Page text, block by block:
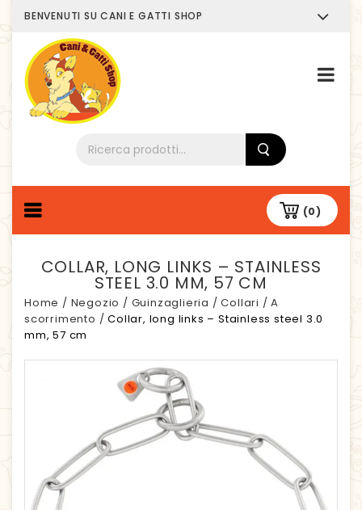
BENVENUTI SU CANI E GATTI SHOP
(0)
COLLAR, LONG LINKS – STAINLESS
STEEL 3.0 MM, 57 CM
Home / Negozio / Guinzaglieria /Collari /A
scorrimento /Collar, long links – Stainless steel 3.0
mm, 57 cm